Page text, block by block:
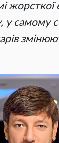
жорсткої
самому